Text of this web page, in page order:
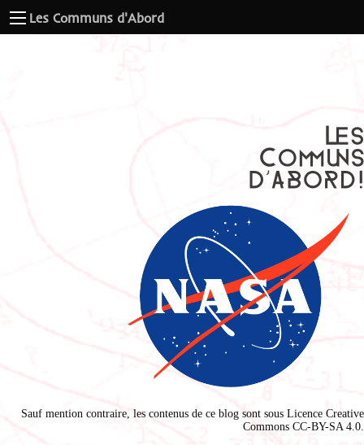
Les Communs d'Abord
Sauf mention contraire, les contenus de ce blog sont sous Licence Creative
Commons CC-BY-SA 4.0